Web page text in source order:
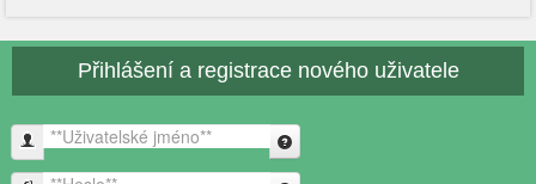
Přihlášení a registrace nového uživatele
**Uživatelské jméno**